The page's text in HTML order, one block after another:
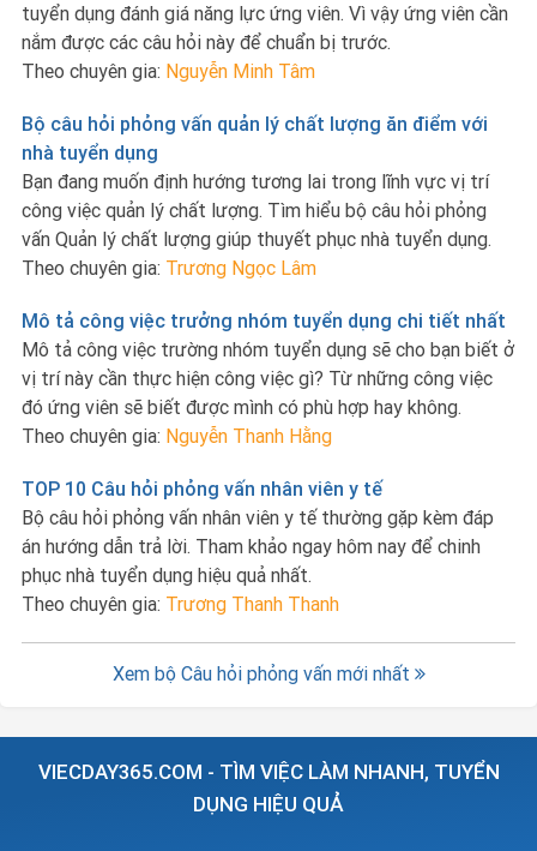
tuyển dụng đánh giá năng lực ứng viên. Vì vậy ứng viên cần
nắm được các câu hỏi này để chuẩn bị trước.
Theo chuyên gia: Nguyễn Minh Tâm
Bộ câu hỏi phỏng vấn quản lý chất lượng ăn điểm với
nhà tuyển dụng
Bạn đang muốn định hướng tương lai trong lĩnh vực vị trí
công việc quản lý chất lượng. Tìm hiểu bộ câu hỏi phỏng
vấn Quản lý chất lượng giúp thuyết phục nhà tuyển dụng.
Theo chuyên gia: Trương Ngọc Lâm
Mô tả công việc trưởng nhóm tuyển dụng chi tiết nhất
Mô tả công việc trường nhóm tuyển dụng sẽ cho bạn biết ở
vị trí này cần thực hiện công việc gì? Từ những công việc
đó ứng viên sẽ biết được mình có phù hợp hay không.
Theo chuyên gia: Nguyễn Thanh Hằng
TOP 10 Câu hỏi phỏng vấn nhân viên y tế
Bộ câu hỏi phỏng vấn nhân viên y tế thường gặp kèm đáp
án hướng dẫn trả lời. Tham khảo ngay hôm nay để chinh
phục nhà tuyển dụng hiệu quả nhất.
Theo chuyên gia: Trương Thanh Thanh
Xem bộ Câu hỏi phỏng vấn mới nhất
VIECDAY365.COM - TÌM VIỆC LÀM NHANH, TUYỂN
DỤNG HIỆU QUẢ